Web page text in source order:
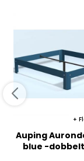
Auping
blue -